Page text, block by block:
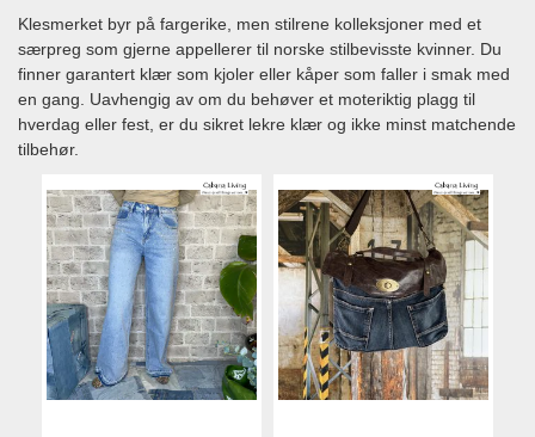
Klesmerket byr på fargerike, men stilrene kolleksjoner med et
særpreg som gjerne appellerer til norske stilbevisste kvinner. Du
finner garantert klær som kjoler eller kåper som faller i smak med
en gang. Uavhengig av om du behøver et moteriktig plagg til
hverdag eller fest, er du sikret lekre klær og ikke minst matchende
tilbehør.